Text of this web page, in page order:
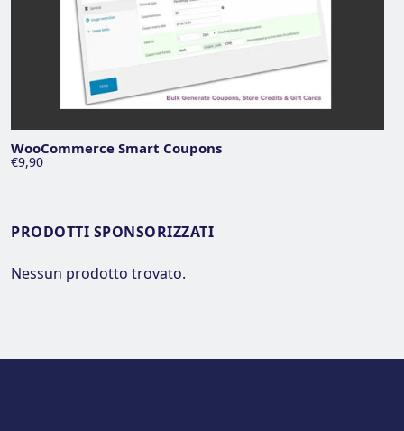
WooCommerce Smart Coupons
€9,90
PRODOTTI SPONSORIZZATI
Nessun prodotto trovato.